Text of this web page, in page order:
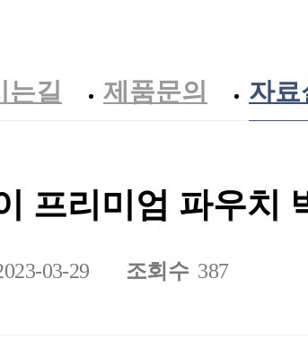
는길 제품문의 자료
프리미엄 파우치
03-29 조회수 387